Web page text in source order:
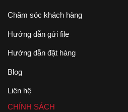
Chăm sóc khách hàng
Hướng dẫn gửi file
Hướng dẫn đặt hàng
Blog
Liên hệ
CHÍNH SÁCH